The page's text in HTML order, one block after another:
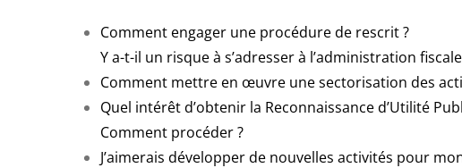
Comment engager une procédure de rescrit ?
Y a-t-il un risque à s’adresser à l’administration
Comment mettre en œuvre une sectorisation des
Quel intérêt d’obtenir la Reconnaissance d’Utilité
Comment procéder ?
J’aimerais développer de nouvelles activités pour